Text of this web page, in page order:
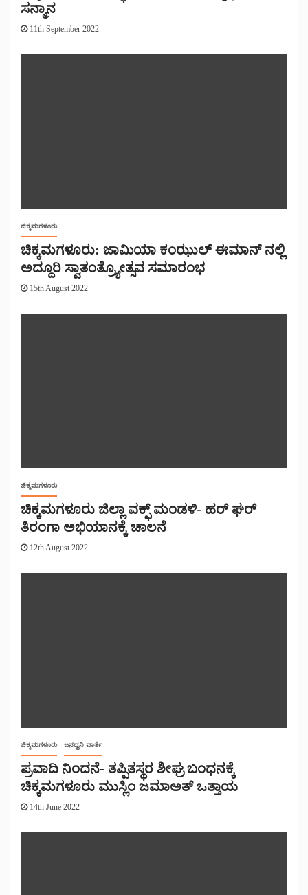
ಸನ್ಮಾನ
11th September 2022
ಚಿಕ್ಕಮಗಳೂರು
ಚಿಕ್ಕಮಗಳೂರು: ಜಾಮಿಯಾ ಕಂಝುಲ್ ಈಮಾನ್ ನಲ್ಲಿ
ಅದ್ದೂರಿ ಸ್ವಾತಂತ್ರ್ಯೋತ್ಸವ ಸಮಾರಂಭ
15th August 2022
ಚಿಕ್ಕಮಗಳೂರು
ಚಿಕ್ಕಮಗಳೂರು ಜಿಲ್ಲಾ ವಕ್ಫ್ ಮಂಡಳಿ- ಹರ್ ಘರ್
ತಿರಂಗಾ ಅಭಿಯಾನಕ್ಕೆ ಚಾಲನೆ
12th August 2022
ಚಿಕ್ಕಮಗಳೂರು ಜನಧ್ವನಿ ವಾರ್ತೆ
ಪ್ರವಾದಿ ನಿಂದನೆ- ತಪ್ಪಿತಸ್ಥರ ಶೀಘ್ರ ಬಂಧನಕ್ಕೆ
ಚಿಕ್ಕಮಗಳೂರು ಮುಸ್ಲಿಂ ಜಮಾಅತ್ ಒತ್ತಾಯ
14th June 2022